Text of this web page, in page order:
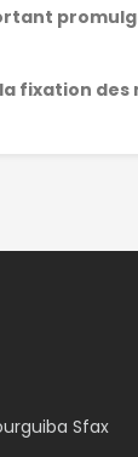
la fixation
Sfax